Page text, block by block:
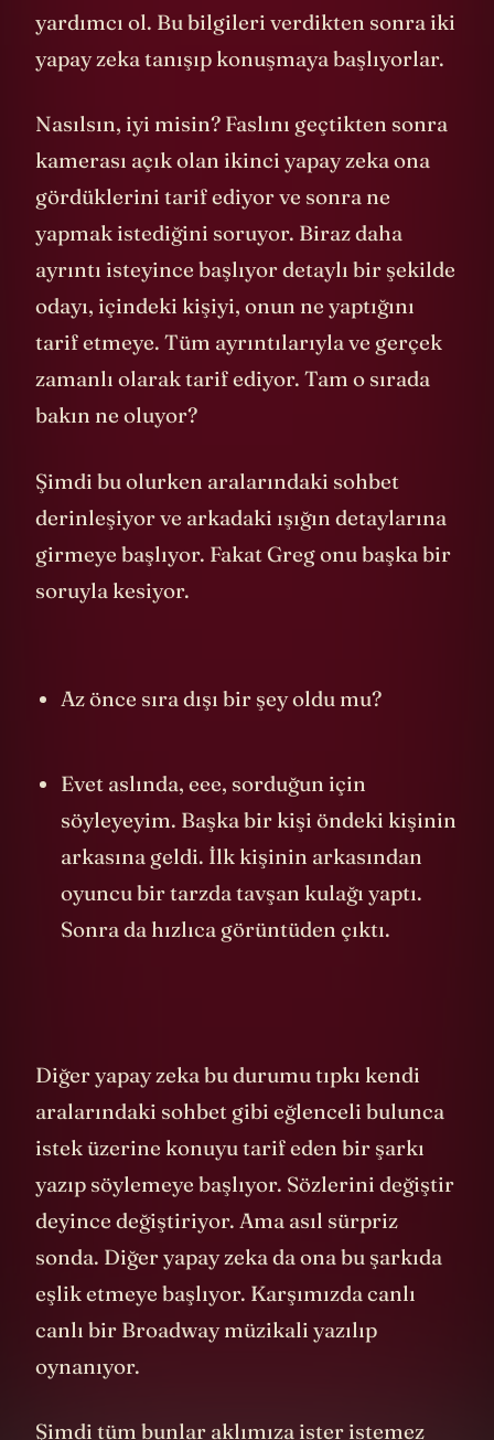
yardımcı ol. Bu bilgileri verdikten sonra iki
yapay zeka tanışıp konuşmaya başlıyorlar.
Nasılsın, iyi misin? Faslını geçtikten sonra
kamerası açık olan ikinci yapay zeka ona
gördüklerini tarif ediyor ve sonra ne
yapmak istediğini soruyor. Biraz daha
ayrıntı isteyince başlıyor detaylı bir şekilde
odayı, içindeki kişiyi, onun ne yaptığını
tarif etmeye. Tüm ayrıntılarıyla ve gerçek
zamanlı olarak tarif ediyor. Tam o sırada
bakın ne oluyor?
Şimdi bu olurken aralarındaki sohbet
derinleşiyor ve arkadaki ışığın detaylarına
girmeye başlıyor. Fakat Greg onu başka bir
soruyla kesiyor.
Az önce sıra dışı bir şey oldu mu?
Evet aslında, eee, sorduğun için
söyleyeyim. Başka bir kişi öndeki kişinin
arkasına geldi. İlk kişinin arkasından
oyuncu bir tarzda tavşan kulağı yaptı.
Sonra da hızlıca görüntüden çıktı.
Diğer yapay zeka bu durumu tıpkı kendi
aralarındaki sohbet gibi eğlenceli bulunca
istek üzerine konuyu tarif eden bir şarkı
yazıp söylemeye başlıyor. Sözlerini değiştir
deyince değiştiriyor. Ama asıl sürpriz
sonda. Diğer yapay zeka da ona bu şarkıda
eşlik etmeye başlıyor. Karşımızda canlı
canlı bir Broadway müzikali yazılıp
oynanıyor.
Şimdi tüm bunlar aklımıza ister istemez